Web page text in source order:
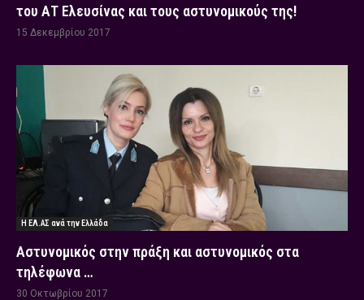
του ΑΤ Ελευσίνας και τους αστυνομικούς της!
15 Δεκεμβρίου 2017
Η ΕΛ.ΑΣ ανά την Ελλάδα
Αστυνομικός στην πράξη και αστυνομικός στα
τηλέφωνα …
30 Οκτωβρίου 2017